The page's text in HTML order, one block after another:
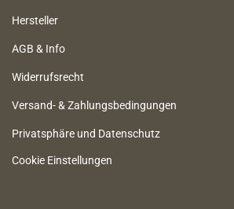
Hersteller
AGB & Info
Widerrufsrecht
Versand- & Zahlungsbedingungen
Privatsphäre und Datenschutz
Cookie Einstellungen